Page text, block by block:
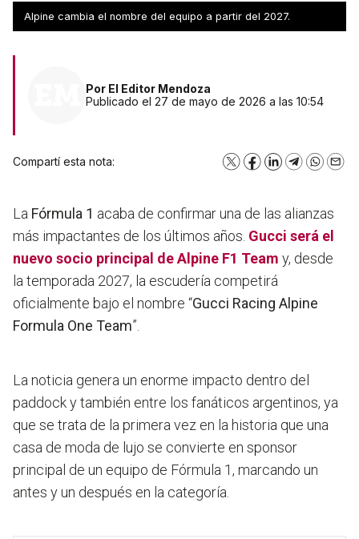
monoplazas
Alpine cambia el nombre del equipo a partir del 2027.
Por El Editor Mendoza
Publicado el 27 de mayo de 2026 a las 10:54
Compartí esta nota: X Facebook
LinkedInTelegram
La Fórmula 1 acaba de confirmar una de las alianzas
más impactantes de los últimos años. Gucci será el
nuevo socio principal de Alpine F1 Team y, desde
la temporada 2027, la escudería competirá
oficialmente bajo el nombre “Gucci Racing Alpine
Formula One Team”.
La noticia genera un enorme impacto dentro del
paddock y también entre los fanáticos argentinos, ya
que se trata de la primera vez en la historia que una
casa de moda de lujo se convierte en sponsor
principal de un equipo de Fórmula 1, marcando un
antes y un después en la categoría.